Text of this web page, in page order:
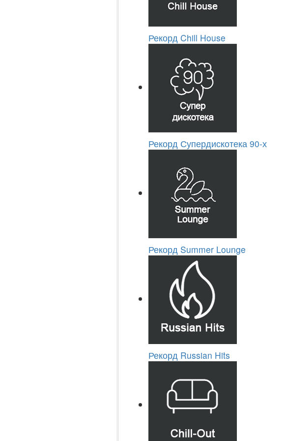
Рекорд Chill House
Рекорд Супердискотека 90-х
Рекорд Summer Lounge
Рекорд Russian Hits